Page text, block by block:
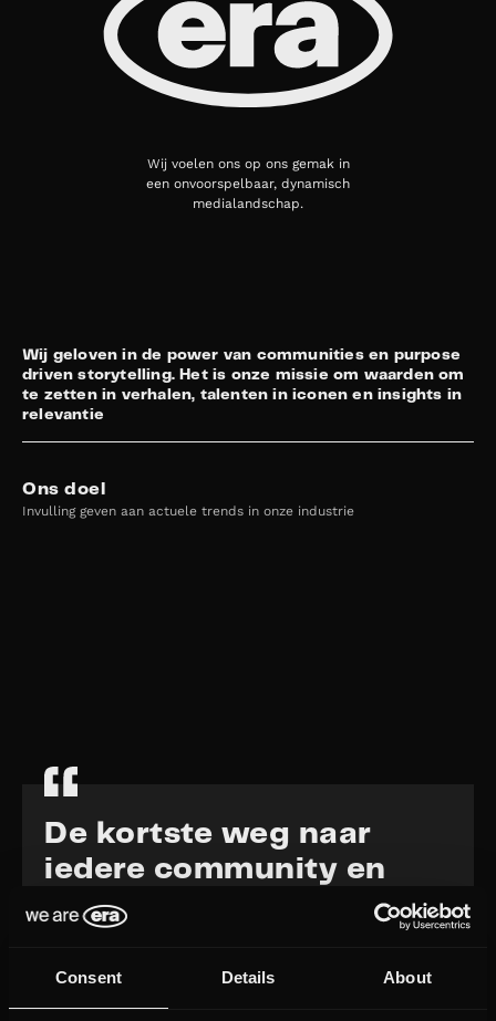
Consent Details About
Wij voelen ons op ons gemak in
een onvoorspelbaar, dynamisch
medialandschap.
Wij geloven in de power van communities en purpose
driven storytelling. Het is onze missie om waarden om
te zetten in verhalen, talenten in iconen en insights in
relevantie
Ons doel
Invulling geven aan actuele trends in onze industrie
De kortste weg naar
iedere community en
subcultuur.
In de wereld van nu kunnen mensen met dezelfde interesses
elkaar eenvoudig vinden en ontmoeten. Duizenden of zelfs
miljoenen mensen met gelijke passies zijn slechts een muisklik